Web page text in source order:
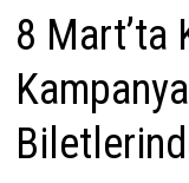
8 Mart’ta